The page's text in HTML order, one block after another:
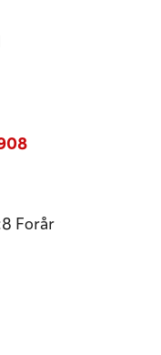
Forår